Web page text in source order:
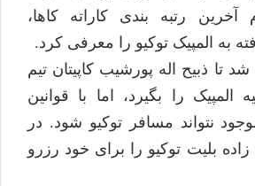
آخرین رتبه بندی کاراته کاها،
به المپیک توکیو را معرفی کرد.
تا ذبیح اله پورشیب کاپیتان تیم
المپیک را بگیرد، اما با قوانین
نتواند مسافر توکیو شود. در
بلیت توکیو را برای خود رزرو